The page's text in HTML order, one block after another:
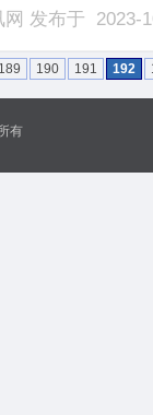
的精彩作品。
映的电影，保
发布于 2023-
189 190 191 192
有